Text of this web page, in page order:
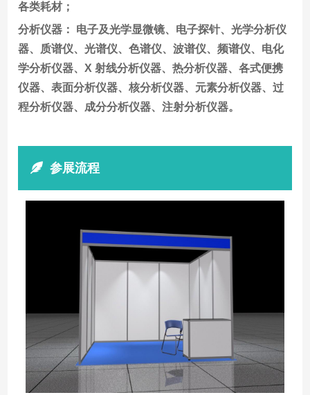
各类耗材；
分析仪器： 电子及光学显微镜、电子探针、光学分析仪
器、质谱仪、光谱仪、色谱仪、波谱仪、频谱仪、电化
学分析仪器、X 射线分析仪器、热分析仪器、各式便携
仪器、表面分析仪器、核分析仪器、元素分析仪器、过
程分析仪器、成分分析仪器、注射分析仪器。
参展流程